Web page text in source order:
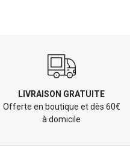
LIVRAISON GRATUITE
Offerte en boutique et dès 60€
à domicile